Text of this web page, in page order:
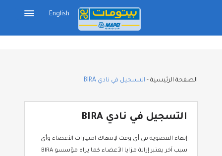
English
الصفحة الرئيسية- التسجيل في نادي BIRA
التسجيل في نادي BIRA
إنهاء العضوية في أي وقت لإنتهاك امتيازات الأعضاء وأي
سبب آخر يعتبر إزالة مزايا الأعضاء كما يراه مؤسسو BIRA